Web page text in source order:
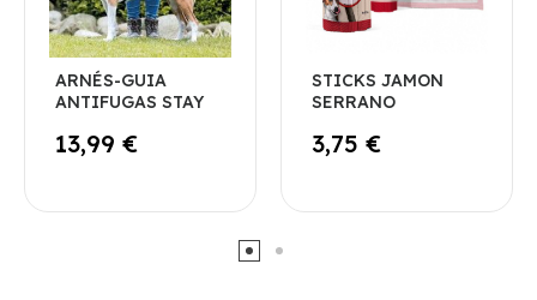
ARNÉS-GUIA
ANTIFUGAS STAY
13,99 €
STICKS JAMON
SERRANO
3,75 €